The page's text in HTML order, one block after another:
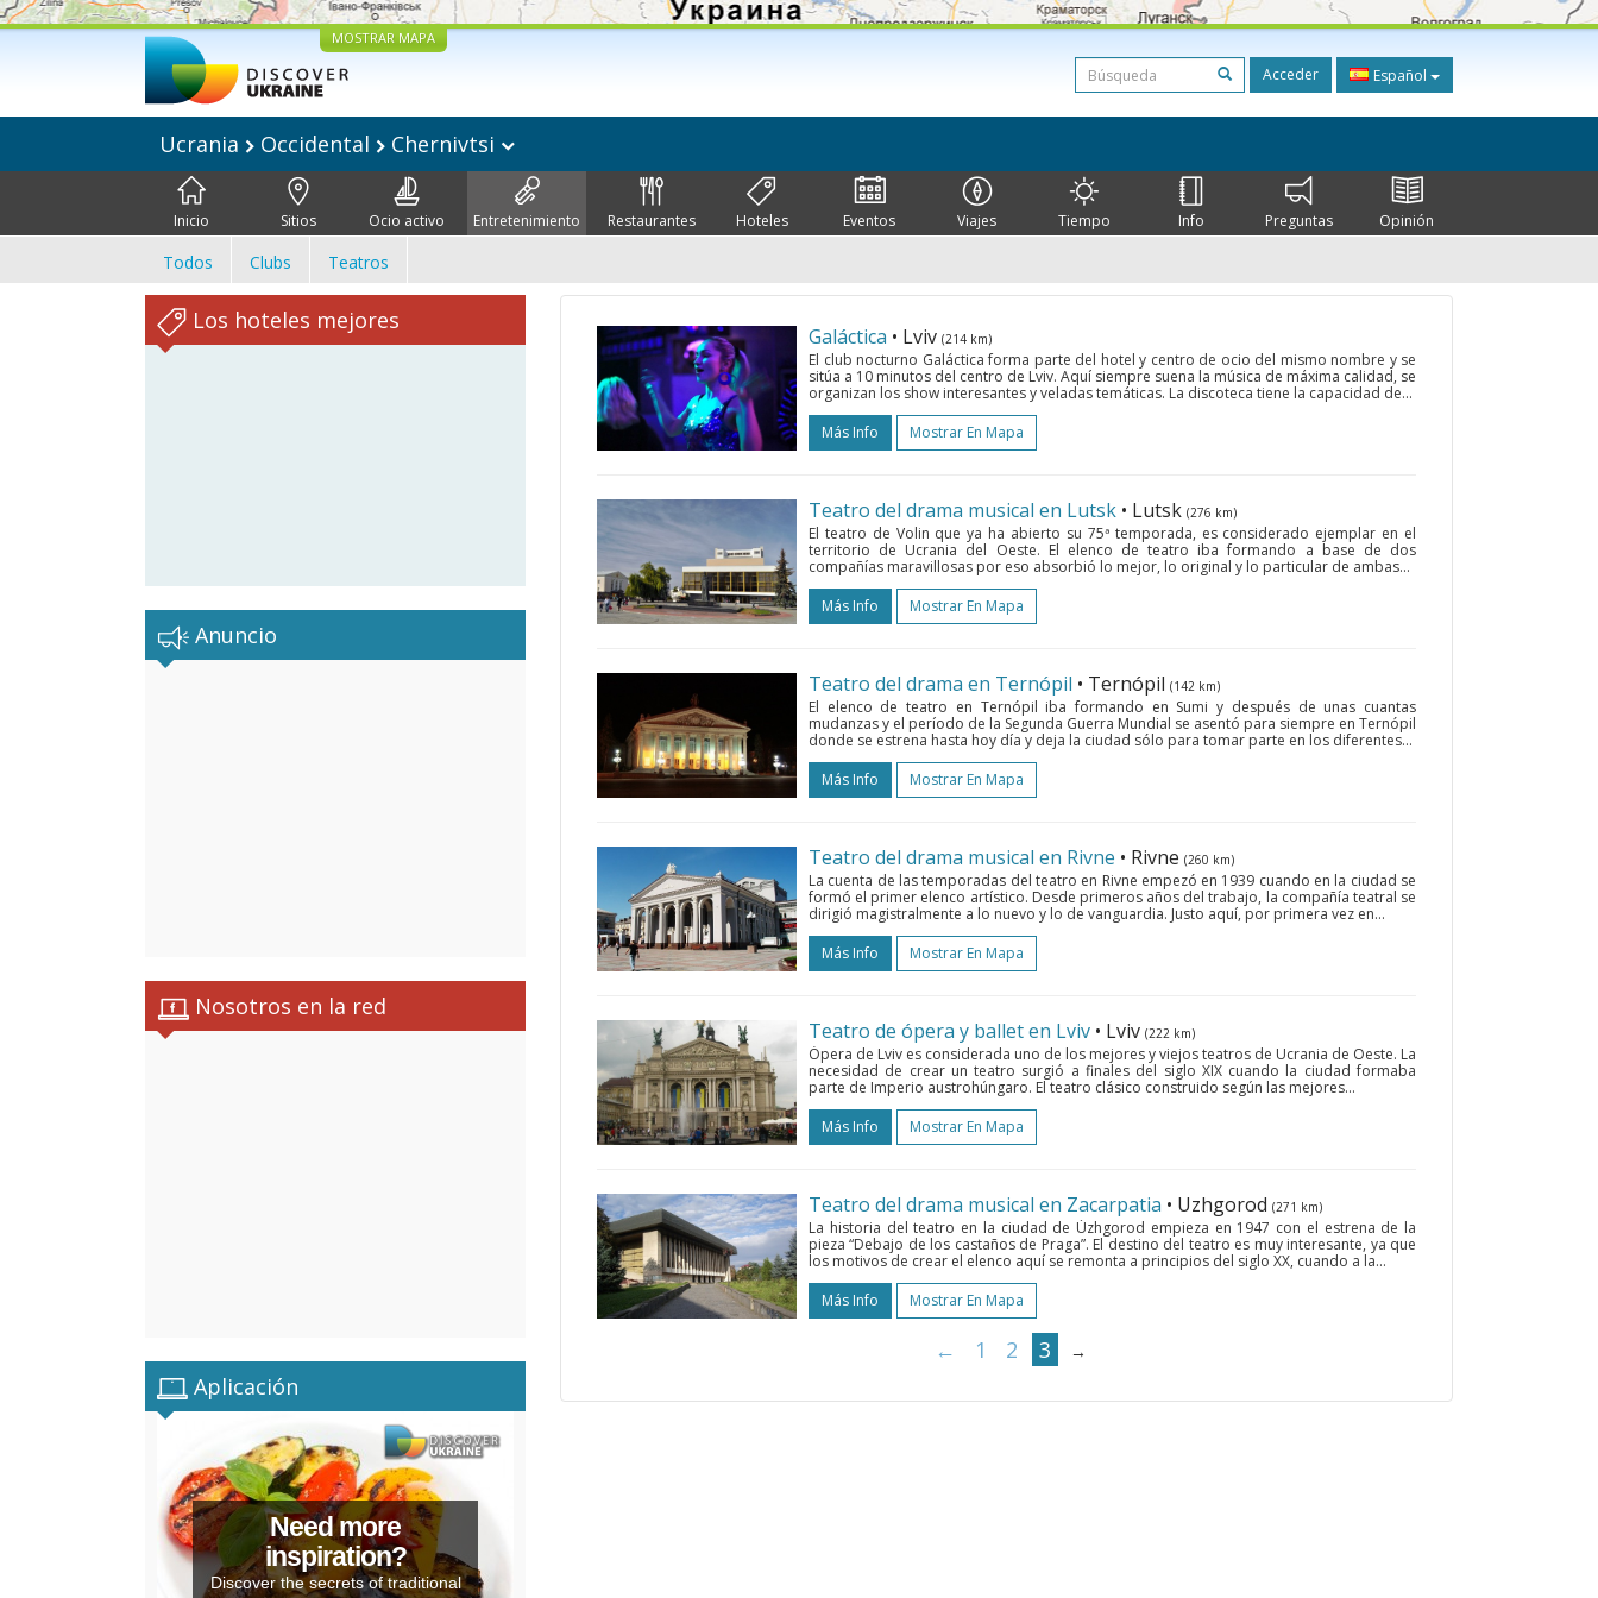
MOSTRAR MAPA
Acceder Español
Ucrania Occidental Chernivtsi
Inicio Sitios Ocio activo Entretenimiento Restaurantes Hoteles Eventos Viajes Tiempo Info Preguntas Opinión
Todos Clubs Teatros
Los hoteles mejores
Anuncio
Nosotros en la red
Aplicación
Need more
inspiration?
Discover the secrets of traditional
Galáctica • Lviv (214 km)
El club nocturno Galáctica forma parte del hotel y centro de ocio del mismo nombre y se
sitúa a 10 minutos del centro de Lviv. Aquí siempre suena la música de máxima calidad, se
organizan los show interesantes y veladas temáticas. La discoteca tiene la capacidad de...
Más Info
Mostrar En Mapa
Teatro del drama musical en Lutsk • Lutsk (276 km)
El teatro de Volin que ya ha abierto su 75ª temporada, es considerado ejemplar en el
territorio de Ucrania del Oeste. El elenco de teatro iba formando a base de dos
compañías maravillosas por eso absorbió lo mejor, lo original y lo particular de ambas...
Más Info
Mostrar En Mapa
Teatro del drama en Ternópil • Ternópil (142 km)
El elenco de teatro en Ternópil iba formando en Sumi y después de unas cuantas
mudanzas y el período de la Segunda Guerra Mundial se asentó para siempre en Ternópil
donde se estrena hasta hoy día y deja la ciudad sólo para tomar parte en los diferentes...
Más Info
Mostrar En Mapa
Teatro del drama musical en Rivne • Rivne (260 km)
La cuenta de las temporadas del teatro en Rivne empezó en 1939 cuando en la ciudad se
formó el primer elenco artístico. Desde primeros años del trabajo, la compañía teatral se
dirigió magistralmente a lo nuevo y lo de vanguardia. Justo aquí, por primera vez en...
Más Info
Mostrar En Mapa
Teatro de ópera y ballet en Lviv • Lviv (222 km)
Ópera de Lviv es considerada uno de los mejores y viejos teatros de Ucrania de Oeste. La
necesidad de crear un teatro surgió a finales del siglo XIX cuando la ciudad formaba
parte de Imperio austrohúngaro. El teatro clásico construido según las mejores...
Más Info
Mostrar En Mapa
Teatro del drama musical en Zacarpatia • Uzhgorod (271 km)
La historia del teatro en la ciudad de Úzhgorod empieza en 1947 con el estrena de la
pieza “Debajo de los castaños de Praga”. El destino del teatro es muy interesante, ya que
los motivos de crear el elenco aquí se remonta a principios del siglo XX, cuando a la...
Más Info
Mostrar En Mapa
← 1 2 3 →